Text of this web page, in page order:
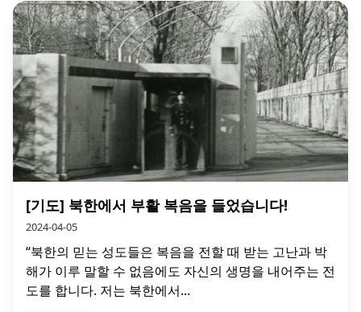
[기도] 북한에서 부활 복음을 들었습니다!
2024-04-05
“북한의 믿는 성도들은 복음을 전할 때 받는 고난과 박
해가 이루 말할 수 없음에도 자신의 생명을 내어주는 전
도를 합니다. 저는 북한에서...